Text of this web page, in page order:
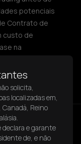
potenciais
Contrato de
custo de
na
solicita,
localizadas em,
Reino
declara e garante
de, e não